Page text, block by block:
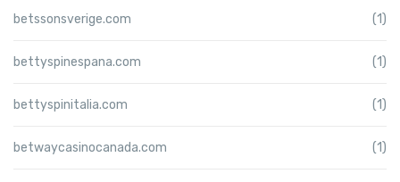
betssonsverige.com (1)
bettyspinespana.com (1)
bettyspinitalia.com (1)
betwaycasinocanada.com (1)